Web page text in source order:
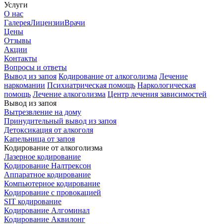
Услуги
О нас
ГалереяЛицензииВрачи
Цены
Отзывы
Акции
Контакты
Вопросы и ответы
Вывод из запоя Кодирование от алкоголизма Лечение
наркомании Психиатрическая помощь Наркологическая
помощь Лечение алкоголизма Центр лечения зависимостей
Вывод из запоя
Вытрезвление на дому
Принудительный вывод из запоя
Детоксикация от алкоголя
Капельница от запоя
Кодирование от алкоголизма
Лазерное кодирование
Кодирование Налтрексон
Аппаратное кодирование
Компьютерное кодирование
Кодирование с провокацией
SIT кодирование
Кодирование Алгоминал
Кодирование Аквилонг